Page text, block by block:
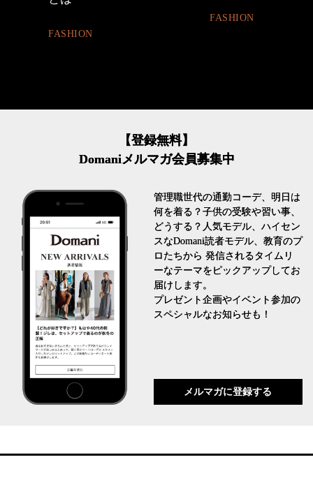
【登録無料】
Domaniメルマガ会員募集中
管理職世代の通勤コーデ、明日は
何を着る？子供の受験や習い事、
どうする？人気モデル、ハイセン
スなDomani読者モデル、教育のプ
ロたちから 発信されるタイムリ
ーなテーマをピックアップしてお
届けします。
プレゼント企画やイベント参加の
スペシャルなお知らせも！
メルマガに登録する